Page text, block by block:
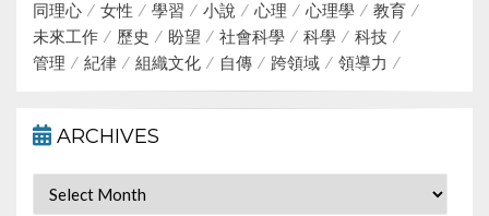
同理心
女性 學習 小說 心理 心理學
教育
未來工作
歷史 盼望 社會科學 科學
科技
管理
紀律 組織文化 自傳 跨領域 領導力
ARCHIVES
Archives